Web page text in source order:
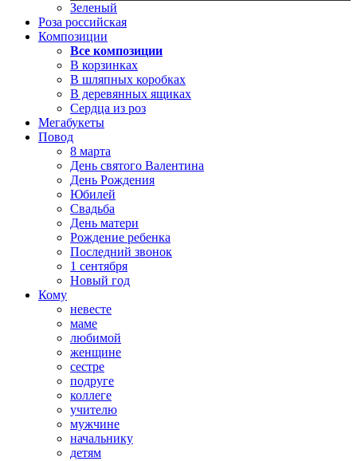
Зеленый
Роза российская
Композиции
Все композиции
В корзинках
В шляпных коробках
В деревянных ящиках
Сердца из роз
Мегабукеты
Повод
8 марта
День святого Валентина
День Рождения
Юбилей
Свадьба
День матери
Рождение ребенка
Последний звонок
1 сентября
Новый год
Кому
невесте
маме
любимой
женщине
сестре
подруге
коллеге
учителю
мужчине
начальнику
детям